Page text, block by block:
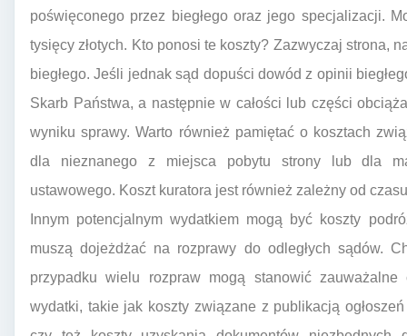
poświęconego przez biegłego oraz jego specjalizacji.
tysięcy złotych. Kto ponosi te koszty? Zazwyczaj strona,
biegłego. Jeśli jednak sąd dopuści dowód z opinii
Skarb Państwa, a następnie w całości lub części
wyniku sprawy. Warto również pamiętać o kosztach
dla nieznanego z miejsca pobytu strony lub dla
ustawowego. Koszt kuratora jest również zależny od
Innym potencjalnym wydatkiem mogą być koszty
muszą dojeżdżać na rozprawy do odległych sądów.
przypadku wielu rozpraw mogą stanowić
wydatki, takie jak koszty związane z publikacją